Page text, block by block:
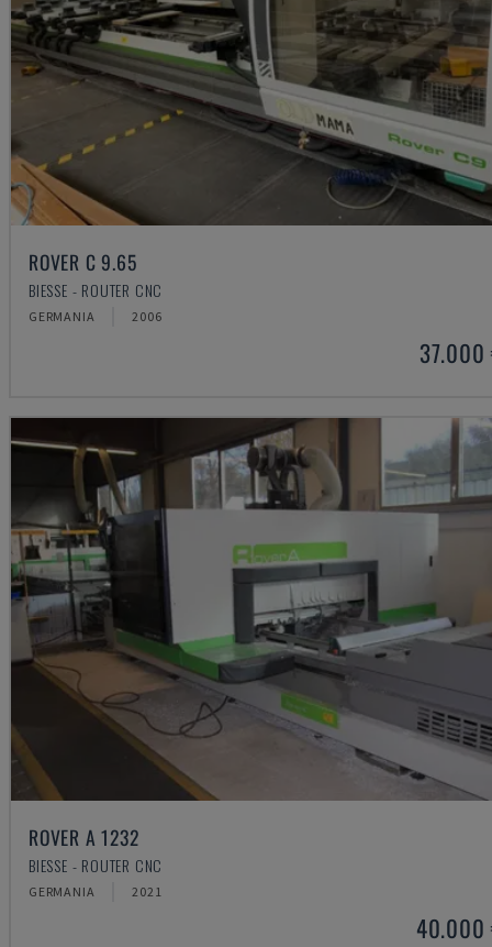
ROVER C 9.65
BIESSE - ROUTER CNC
GERMANIA 2006
37.000
ROVER A 1232
BIESSE - ROUTER CNC
GERMANIA 2021
40.000